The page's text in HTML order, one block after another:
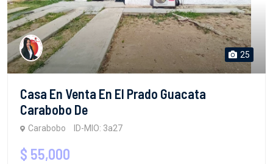
25
Casa En Venta En El Prado Guacata
Carabobo De
Carabobo ID-MIO: 3a27
$ 55,000